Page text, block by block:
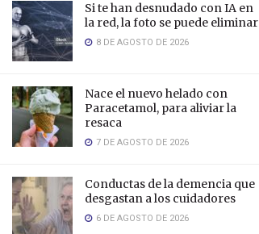
Si te han desnudado con IA en
la red, la foto se puede eliminar
8 DE AGOSTO DE 2026
Nace el nuevo helado con
Paracetamol, para aliviar la
resaca
7 DE AGOSTO DE 2026
Conductas de la demencia que
desgastan a los cuidadores
6 DE AGOSTO DE 2026